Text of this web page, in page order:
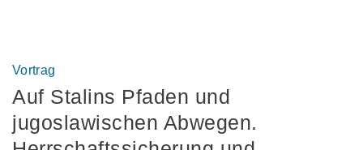
Vortrag
Auf Stalins Pfaden und
jugoslawischen Abwegen.